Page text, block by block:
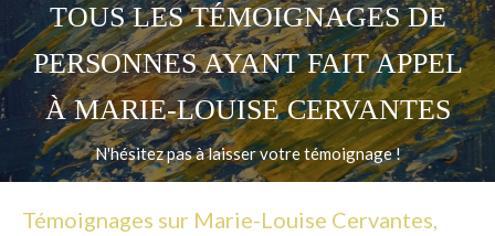
TOUS LES TÉMOIGNAGES DE
PERSONNES AYANT FAIT APPEL
À MARIE-LOUISE CERVANTES
N'hésitez pas à laisser votre témoignage !
Témoignages sur Marie-Louise Cervantes,